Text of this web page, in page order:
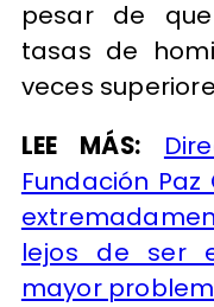
pesar de
tasas de
veces
LEE MÁS:
Fundación
lejos de ser
mayor